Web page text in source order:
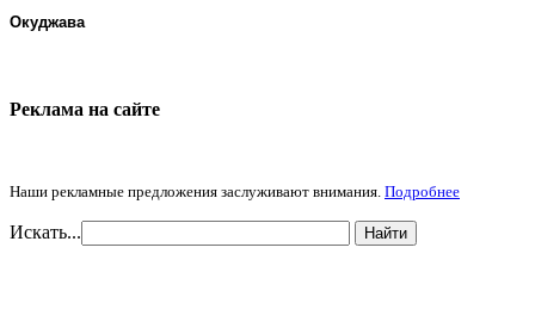
Окуджава
Реклама на cайте
Наши рекламные предложения заслуживают внимания. Подробнее
Искать... Найти